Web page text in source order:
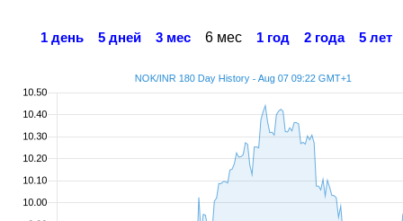
1 день 5 дней 3 мес 6 мес 1 год 2 года 5 лет